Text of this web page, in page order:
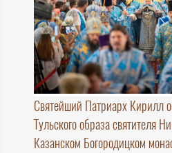
Святейший Патриарх Кирилл
Тульского образа святителя
Казанском Богородицком